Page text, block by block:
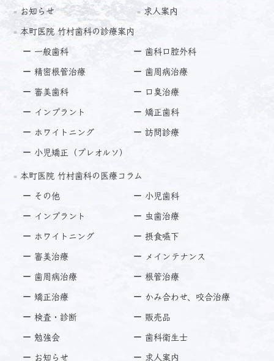
お知らせ 求人案内
本町医院 竹村歯科の診療案内
一般歯科 歯科口腔外科
精密根管治療 歯周病治療
審美歯科 口臭治療
インプラント 矯正歯科
ホワイトニング 訪問診療
小児矯正（プレオルソ）
本町医院 竹村歯科の医療コラム
その他 小児歯科
インプラント 虫歯治療
ホワイトニング 摂食嚥下
審美治療 メインテナンス
歯周病治療 根管治療
矯正治療 かみ合わせ、咬合治療
検査・診断 販売品
勉強会 歯科衛生士
お知らせ 求人案内